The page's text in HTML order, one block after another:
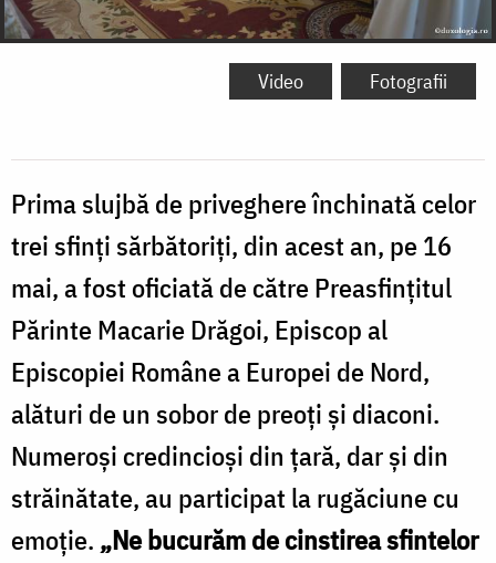
Video Fotografii
Prima slujbă de priveghere închinată celor
trei sfinți sărbătoriți, din acest an, pe 16
mai, a fost oficiată de către Preasfințitul
Părinte Macarie Drăgoi, Episcop al
Episcopiei Române a Europei de Nord,
alături de un sobor de preoți și diaconi.
Numeroși credincioși din țară, dar și din
străinătate, au participat la rugăciune cu
emoție. „Ne bucurăm de cinstirea sfintelor